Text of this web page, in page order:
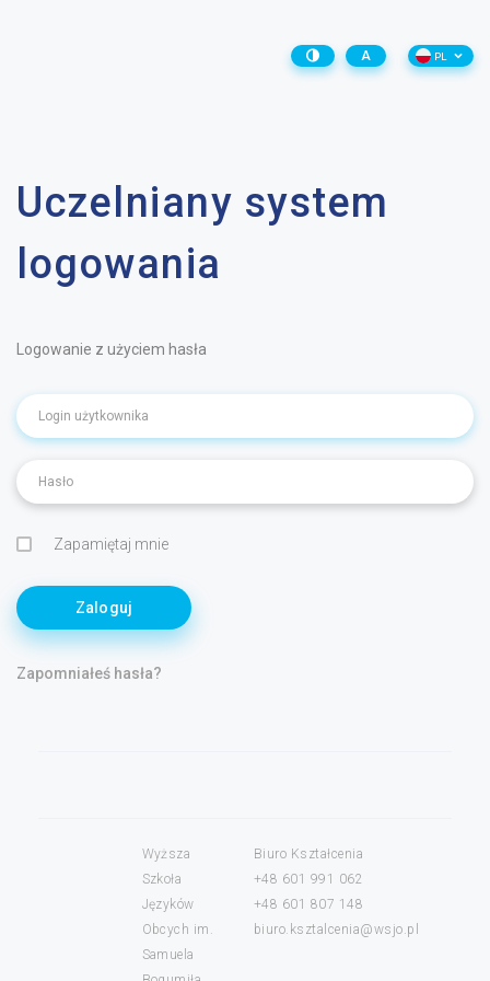
A PL
Uczelniany system
logowania
Logowanie z użyciem hasła
Zapamiętaj mnie
Zaloguj
Zapomniałeś hasła?
Wyższa
Szkoła
Języków
Obcych im.
Samuela
Biuro Kształcenia
+48 601 991 062
+48 601 807 148
biuro.ksztalcenia@wsjo.pl